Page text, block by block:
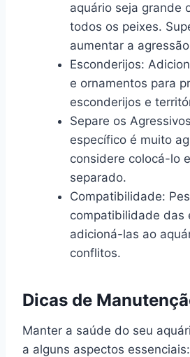
aquário seja grande
todos os peixes.
aumentar a
Esconderijos:
e ornamentos para
esconderijos e
Separe os
específico é muito
considere colocá-lo
separado.
Compatibilidade:
compatibilidade das
adicioná-las ao
conflitos.
Dicas de
Manter a saúde do seu
a alguns aspectos essenciais: